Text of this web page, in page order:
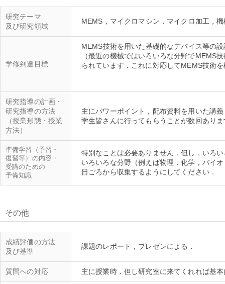
研究テーマ
及び研究領域
学修到達目標
MEMS技術を用いた基礎的なデバイス等の
（最近の機械ではいろいろな分野でMEMS
られています．これに対応してMEMS技術
研究指導の計画・
研究指導の方法
（授業形態・授業
方法）
主にパワーポイント，配布資料を用いた講
準備学習（予習・
復習等）の内容・
受講のための
予備知識
特別なことは必要ありません．但し，いろ
いろいろな分野（例えば物理，化学，バイ
その他
成績評価の方法
及び基準
質問への対応